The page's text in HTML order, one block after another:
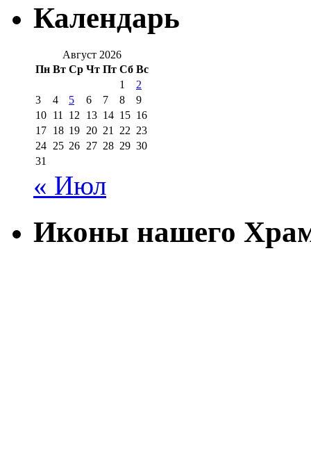
Календарь
Август 2026
Пн Вт Ср Чт Пт Сб Вс
1
2
3
4 5 6 7 8
9
10 11 12 13 14 15 16
17 18 19 20 21 22 23
24 25 26 27 28 29 30
31
« Июл
Иконы нашего